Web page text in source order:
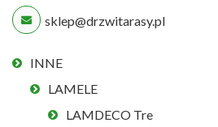
sklep@drzwitarasy.pl
INNE
LAMELE
LAMDECO Tre